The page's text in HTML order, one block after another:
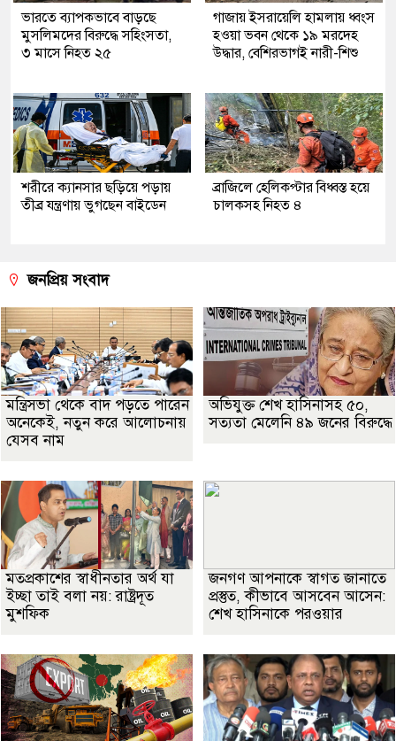
ভারতে ব্যাপকভাবে বাড়ছে
মুসলিমদের বিরুদ্ধে সহিংসতা,
৩ মাসে নিহত ২৫
গাজায় ইসরায়েলি হামলায় ধ্বংস
হওয়া ভবন থেকে ১৯ মরদেহ
উদ্ধার, বেশিরভাগই নারী-শিশু
শরীরে ক্যানসার ছড়িয়ে পড়ায়
তীব্র যন্ত্রণায় ভুগছেন বাইডেন
ব্রাজিলে হেলিকপ্টার বিধ্বস্ত হয়ে
চালকসহ নিহত ৪
জনপ্রিয় সংবাদ
মন্ত্রিসভা থেকে বাদ পড়তে পারেন
অনেকেই, নতুন করে আলোচনায়
যেসব নাম
অভিযুক্ত শেখ হাসিনাসহ ৫০,
সত্যতা মেলেনি ৪৯ জনের বিরুদ্ধে
মতপ্রকাশের স্বাধীনতার অর্থ যা
ইচ্ছা তাই বলা নয়: রাষ্ট্রদূত
মুশফিক
জনগণ আপনাকে স্বাগত জানাতে
প্রস্তুত, কীভাবে আসবেন আসেন:
শেখ হাসিনাকে পরওয়ার